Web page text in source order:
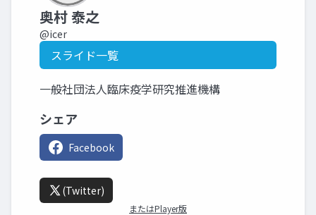
奥村 泰之
@icer
スライド一覧
一般社団法人臨床疫学研究推進機構
シェア
Facebook
(Twitter)
またはPlayer版